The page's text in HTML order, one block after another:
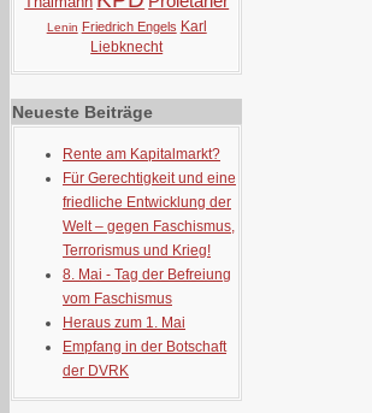
Lenin Friedrich Engels Karl
Liebknecht
Neueste Beiträge
Rente am Kapitalmarkt?
Für Gerechtigkeit und eine
friedliche Entwicklung der
Welt – gegen Faschismus,
Terrorismus und Krieg!
8. Mai - Tag der Befreiung
vom Faschismus
Heraus zum 1. Mai
Empfang in der Botschaft
der DVRK